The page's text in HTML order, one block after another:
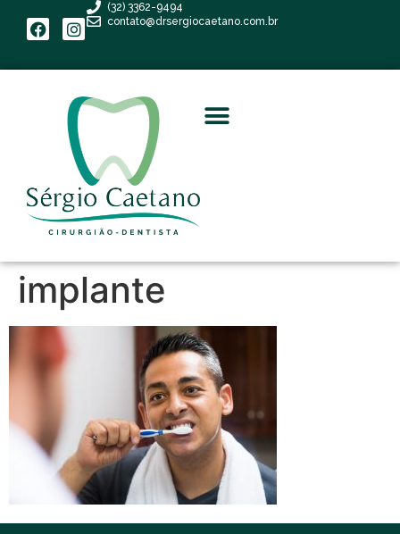
(32) 3362-9494
contato@drsergiocaetano.com.br
implante